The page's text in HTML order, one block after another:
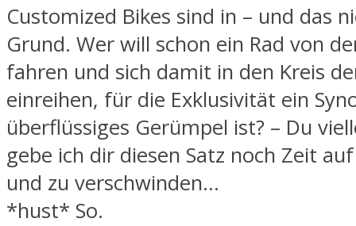
Customized Bikes sind in – und das
Grund. Wer will schon ein Rad von
fahren und sich damit in den Kreis
einreihen, für die Exklusivität ein
überflüssiges Gerümpel ist? – Du
gebe ich dir diesen Satz noch Zeit
und zu verschwinden…
*hust* So.